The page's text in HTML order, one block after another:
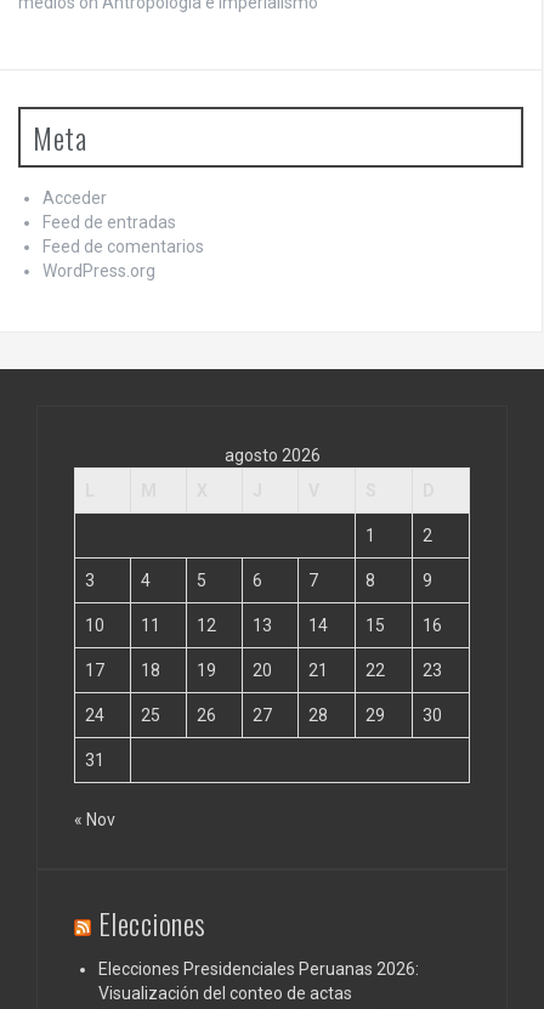
Meta
Acceder
Feed de entradas
Feed de comentarios
WordPress.org
agosto 2026
1 2
3 4 5 6 7 8 9
10 11 12 13 14 15 16
17 18 19 20 21 22 23
24 25 26 27 28 29 30
31
« Nov
Elecciones
Elecciones Presidenciales Peruanas 2026:
Visualización del conteo de actas